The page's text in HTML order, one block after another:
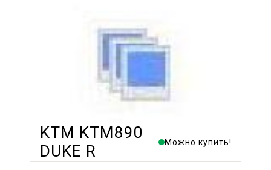
KTM KTM890
DUKE R
Можно купить!